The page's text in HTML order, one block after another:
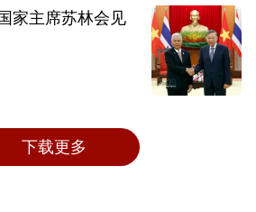
家主席苏林会见
下载更多